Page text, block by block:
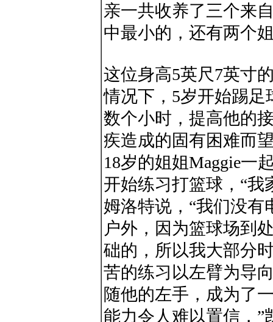
亲一共收养了三个来
中最小的，还有两个
这位身高5英尺7英寸
情况下，5岁开始踢
数个小时，提高他的
疾造成的固有困难而
18岁的姐姐Maggie一
开始练习打篮球，“我
姆洛特说，“我们没
户外，因为篮球场到
础的，所以我大部分
苦的练习以左臂为导
随他的左手，成为了
能力令人难以置信，”